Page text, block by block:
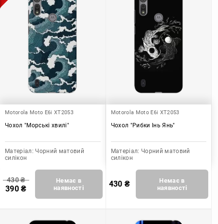
Motorola Moto E6i XT2053
Чохол "Морські хвилі"
Матеріал: Чорний матовий
силікон
430₴
390₴
Немає в
наявності
Motorola Moto E6i XT2053
Чохол "Рибки Інь Янь"
Матеріал: Чорний матовий
силікон
430 ₴
Немає в
наявності